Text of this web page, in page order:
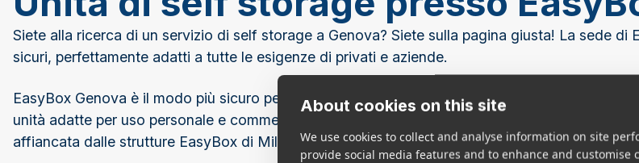
About cookies on this site
We use cookies to collect and analyse information on site
provide social media features and to enhance and customise
Siete alla ricerca di un servizio di self storage a Genova? Siete sulla pagina giusta! La sede
sicuri, perfettamente adatti a tutte le esigenze di privati e aziende.
EasyBox Genova è il modo più sicuro per soddisfare le vostre esigenze di self storage
unità adatte per uso personale e commerciale, al servizio di residenti e aziende della zona e
affiancata dalle strutture EasyBox di Milano, Roma, Firenze e Torino. Che si tratti di deposito